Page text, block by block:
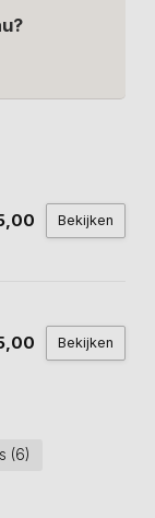
Bekijken
Bekijken
(6)